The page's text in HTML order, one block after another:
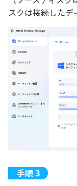
スクは接続したデ